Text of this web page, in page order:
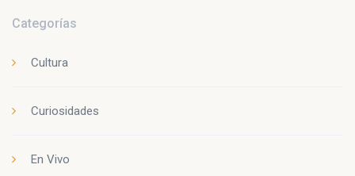
Categorías
Cultura
Curiosidades
En Vivo